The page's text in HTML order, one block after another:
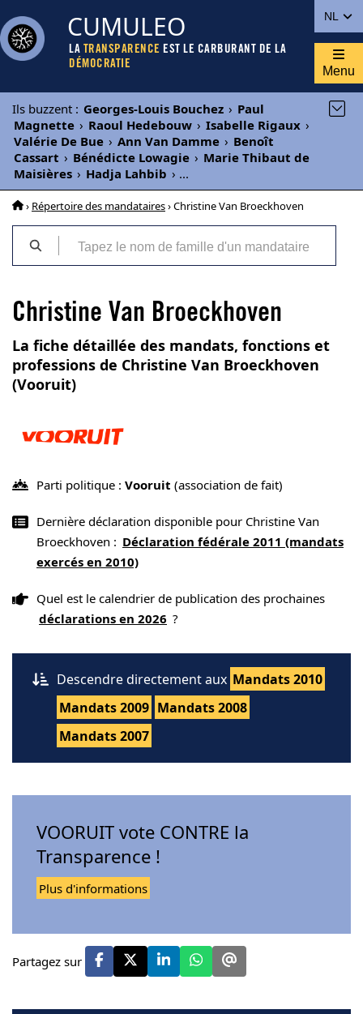
NL
CUMULEO
LA TRANSPARENCE EST LE CARBURANT DE LA
DÉMOCRATIE
Menu
Ils buzzent : Georges-Louis Bouchez › Paul
Magnette › Raoul Hedebouw › Isabelle Rigaux ›
Valérie De Bue › Ann Van Damme › Benoît
Cassart › Bénédicte Lowagie › Marie Thibaut de
Maisières › Hadja Lahbib › ...
› Répertoire des mandataires› Christine Van Broeckhoven
Christine Van Broeckhoven
La fiche détaillée des mandats, fonctions et
professions de Christine Van Broeckhoven
(Vooruit)
Parti politique : Vooruit (association de fait)
Dernière déclaration disponible pour Christine Van
Broeckhoven : Déclaration fédérale 2011 (mandats
exercés en 2010)
Quel est le calendrier de publication des prochaines
déclarations en 2026 ?
Descendre directement aux Mandats 2010
Mandats 2009 Mandats 2008
Mandats 2007
VOORUIT vote CONTRE la
Transparence !
Plus d'informations
Partagez sur